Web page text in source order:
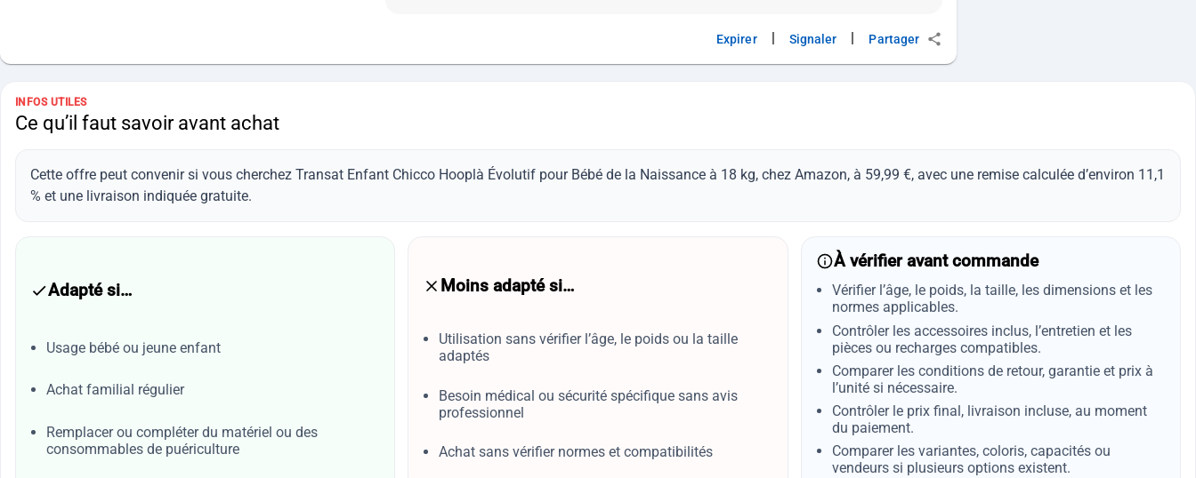
Expirer Signaler Partager
INFOS UTILES
Ce qu’il faut savoir avant achat
Cette offre peut convenir si vous cherchez Transat Enfant Chicco Hooplà Évolutif pour Bébé de la Naissance à 18 kg, chez Amazon, à 59,99 €, avec une remise calculée d’environ 11,1
% et une livraison indiquée gratuite.
Adapté si…
Usage bébé ou jeune enfant
Achat familial régulier
Remplacer ou compléter du matériel ou des
consommables de puériculture
Moins adapté si…
Utilisation sans vérifier l’âge, le poids ou la taille
adaptés
Besoin médical ou sécurité spécifique sans avis
professionnel
Achat sans vérifier normes et compatibilités
À vérifier avant commande
Vérifier l’âge, le poids, la taille, les dimensions et les
normes applicables.
Contrôler les accessoires inclus, l’entretien et les
pièces ou recharges compatibles.
Comparer les conditions de retour, garantie et prix à
l’unité si nécessaire.
Contrôler le prix final, livraison incluse, au moment
du paiement.
Comparer les variantes, coloris, capacités ou
vendeurs si plusieurs options existent.